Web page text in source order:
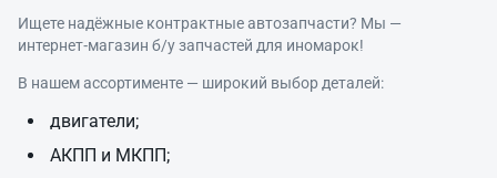
Ищете надёжные контрактные автозапчасти? Мы —
интернет‑магазин б/у запчастей для иномарок!
В нашем ассортименте — широкий выбор деталей:
двигатели;
АКПП и МКПП;